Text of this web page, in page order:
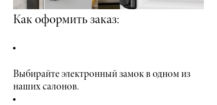
Как оформить заказ:
Выбирайте электронный замок в одном из
наших салонов.